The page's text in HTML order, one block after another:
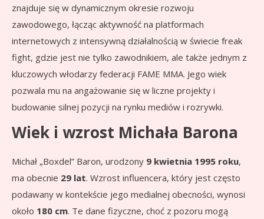
znajduje się w dynamicznym okresie rozwoju
zawodowego, łącząc aktywność na platformach
internetowych z intensywną działalnością w świecie freak
fight, gdzie jest nie tylko zawodnikiem, ale także jednym z
kluczowych włodarzy federacji FAME MMA. Jego wiek
pozwala mu na angażowanie się w liczne projekty i
budowanie silnej pozycji na rynku mediów i rozrywki.
Wiek i wzrost Michała Barona
Michał „Boxdel” Baron, urodzony 9 kwietnia 1995 roku,
ma obecnie 29 lat. Wzrost influencera, który jest często
podawany w kontekście jego medialnej obecności, wynosi
około 180 cm. Te dane fizyczne, choć z pozoru mogą